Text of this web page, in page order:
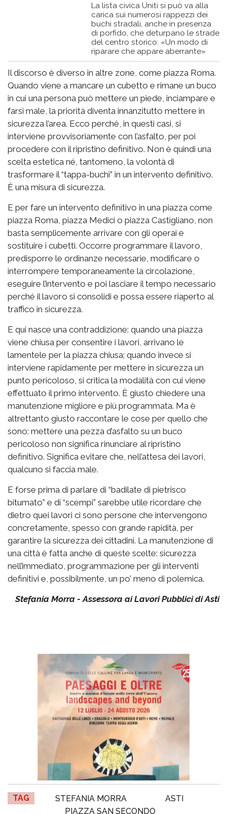
La lista civica Uniti si può va alla
carica sui numerosi rappezzi dei
buchi stradali, anche in presenza
di porfido, che deturpano le strade
del centro storico: «Un modo di
riparare che appare aberrante»
Il discorso è diverso in altre zone, come piazza Roma.
Quando viene a mancare un cubetto e rimane un buco
in cui una persona può mettere un piede, inciampare e
farsi male, la priorità diventa innanzitutto mettere in
sicurezza l’area. Ecco perché, in questi casi, si
interviene provvisoriamente con l’asfalto, per poi
procedere con il ripristino definitivo. Non è quindi una
scelta estetica né, tantomeno, la volontà di
trasformare il “tappa-buchi” in un intervento definitivo.
È una misura di sicurezza.
E per fare un intervento definitivo in una piazza come
piazza Roma, piazza Medici o piazza Castigliano, non
basta semplicemente arrivare con gli operai e
sostituire i cubetti. Occorre programmare il lavoro,
predisporre le ordinanze necessarie, modificare o
interrompere temporaneamente la circolazione,
eseguire l’intervento e poi lasciare il tempo necessario
perché il lavoro si consolidi e possa essere riaperto al
traffico in sicurezza.
E qui nasce una contraddizione: quando una piazza
viene chiusa per consentire i lavori, arrivano le
lamentele per la piazza chiusa; quando invece si
interviene rapidamente per mettere in sicurezza un
punto pericoloso, si critica la modalità con cui viene
effettuato il primo intervento. È giusto chiedere una
manutenzione migliore e più programmata. Ma è
altrettanto giusto raccontare le cose per quello che
sono: mettere una pezza d’asfalto su un buco
pericoloso non significa rinunciare al ripristino
definitivo. Significa evitare che, nell’attesa dei lavori,
qualcuno si faccia male.
E forse prima di parlare di “badilate di pietrisco
bitumato” e di “scempi” sarebbe utile ricordare che
dietro quei lavori ci sono persone che intervengono
concretamente, spesso con grande rapidità, per
garantire la sicurezza dei cittadini. La manutenzione di
una città è fatta anche di queste scelte: sicurezza
nell’immediato, programmazione per gli interventi
definitivi e, possibilmente, un po’ meno di polemica.
Stefania Morra - Assessora ai Lavori Pubblici di Asti
TAG STEFANIA MORRA
ASTI
PIAZZA SAN SECONDO